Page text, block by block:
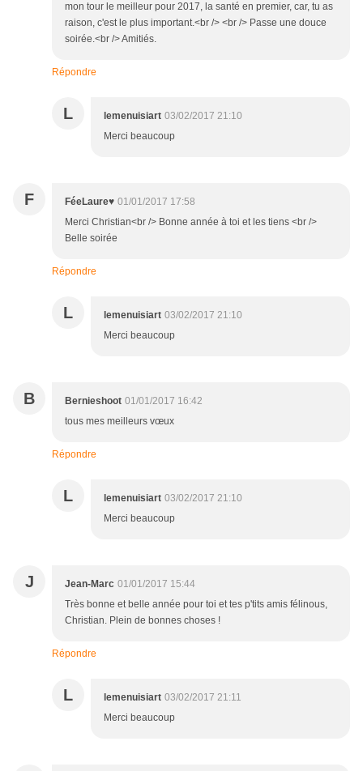
mon tour le meilleur pour 2017, la santé en premier, car, tu as
raison, c'est le plus important.<br /> <br /> Passe une douce
soirée.<br /> Amitiés.
Répondre
L lemenuisiart 03/02/2017 21:10
Merci beaucoup
F FéeLaure♥ 01/01/2017 17:58
Merci Christian<br /> Bonne année à toi et les tiens <br />
Belle soirée
Répondre
L lemenuisiart 03/02/2017 21:10
Merci beaucoup
B Bernieshoot 01/01/2017 16:42
tous mes meilleurs vœux
Répondre
L lemenuisiart 03/02/2017 21:10
Merci beaucoup
J Jean-Marc 01/01/2017 15:44
Très bonne et belle année pour toi et tes p'tits amis félinous,
Christian. Plein de bonnes choses !
Répondre
L lemenuisiart 03/02/2017 21:11
Merci beaucoup